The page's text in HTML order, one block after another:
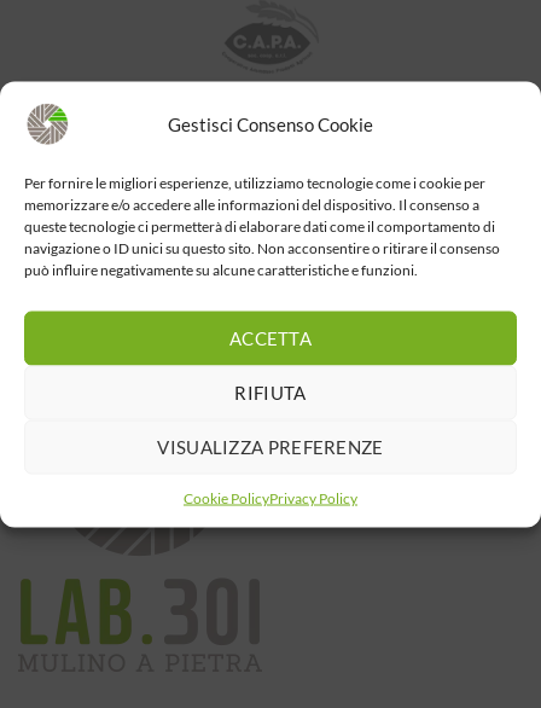
Gestisci Consenso Cookie
Per fornire le migliori esperienze, utilizziamo tecnologie come i cookie per
memorizzare e/o accedere alle informazioni del dispositivo. Il consenso a
queste tecnologie ci permetterà di elaborare dati come il comportamento di
navigazione o ID unici su questo sito. Non acconsentire o ritirare il consenso
può influire negativamente su alcune caratteristiche e funzioni.
ACCETTA
RIFIUTA
VISUALIZZA PREFERENZE
Cookie PolicyPrivacy Policy